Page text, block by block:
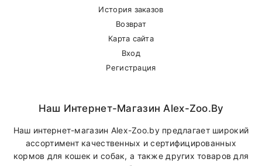
История заказов
Возврат
Карта сайта
Вход
Регистрация
Наш Интернет-Магазин Alex-Zoo.by
Наш интернет-магазин Alex-Zoo.by предлагает широкий
ассортимент качественных и сертифицированных
кормов для кошек и собак, а также других товаров для